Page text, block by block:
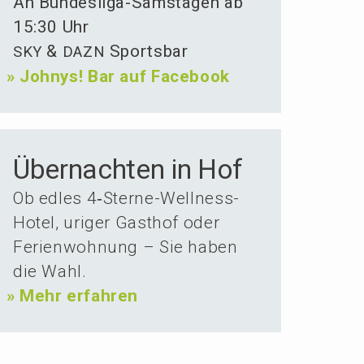
15:30 Uhr
SKY & DAZN Sportsbar
» Johnys! Bar auf Facebook
Über­nachten in Hof
Ob edles 4‑Ster­ne-Wellness-
Hotel, uriger Gasthof oder
Ferien­woh­nung – Sie haben
die Wahl.
» Mehr erfahren